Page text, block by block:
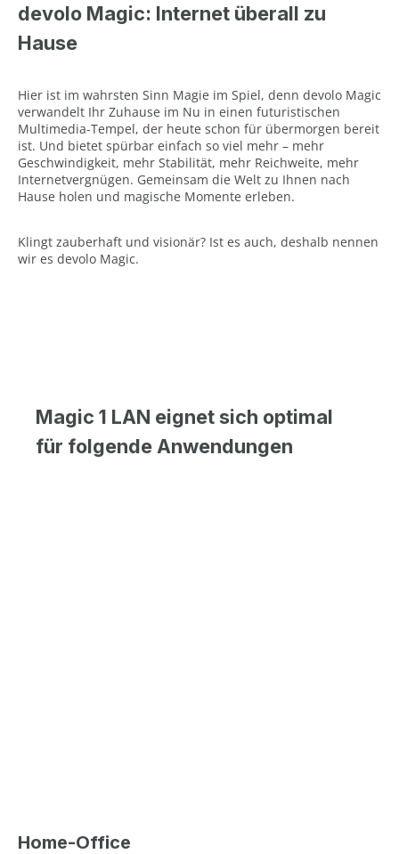
devolo Magic: Internet überall zu
Hause
Hier ist im wahrsten Sinn Magie im Spiel, denn devolo Magic
verwandelt Ihr Zuhause im Nu in einen futuristischen
Multimedia-Tempel, der heute schon für übermorgen bereit
ist. Und bietet spürbar einfach so viel mehr – mehr
Geschwindigkeit, mehr Stabilität, mehr Reichweite, mehr
Internetvergnügen. Gemeinsam die Welt zu Ihnen nach
Hause holen und magische Momente erleben.
Klingt zauberhaft und visionär? Ist es auch, deshalb nennen
wir es devolo Magic.
Magic 1 LAN eignet sich optimal
für folgende Anwendungen
Home-Office